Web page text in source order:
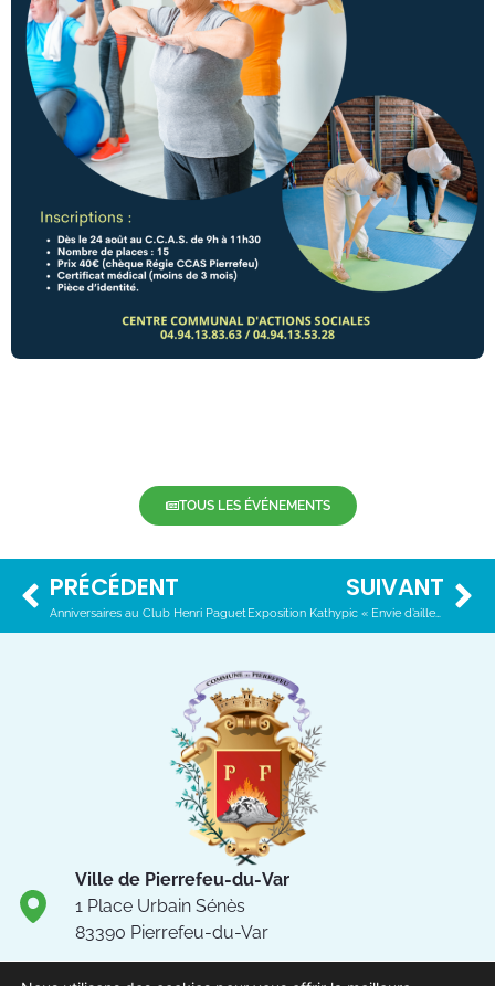
TOUS LES ÉVÉNEMENTS
PRÉCÉDENT
Anniversaires au Club Henri Paguet
SUIVANT
Exposition Kathypic « Envie d’ailleurs »
Ville de Pierrefeu-du-Var
1 Place Urbain Sénès
83390 Pierrefeu-du-Var
04.94.13.53.13